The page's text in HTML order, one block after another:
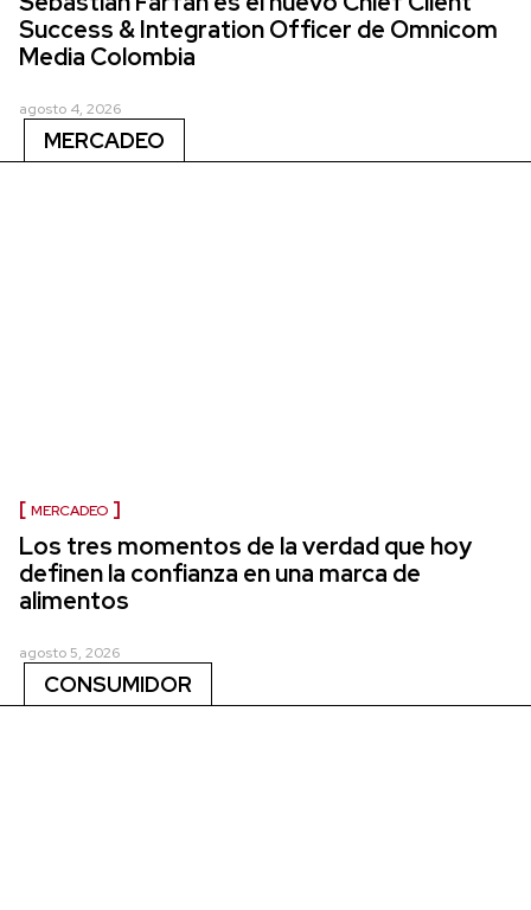
Success & Integration Officer de Omnicom
Media Colombia
agosto 4, 2026
MERCADEO
MERCADEO
Los tres momentos de la verdad que hoy
definen la confianza en una marca de
alimentos
agosto 5, 2026
CONSUMIDOR